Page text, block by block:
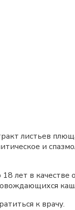
листьев
и
лет в
к врачу.